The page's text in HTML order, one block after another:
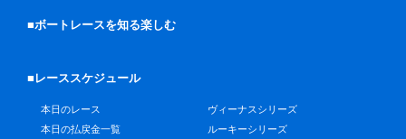
■ボートレースを知る楽しむ
■レーススケジュール
本日のレース
本日の払戻金一覧
ヴィーナスシリーズ
ルーキーシリーズ